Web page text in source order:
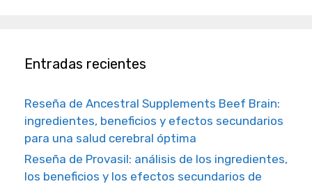
Entradas recientes
Reseña de Ancestral Supplements Beef Brain:
ingredientes, beneficios y efectos secundarios
para una salud cerebral óptima
Reseña de Provasil: análisis de los ingredientes,
los beneficios y los efectos secundarios de